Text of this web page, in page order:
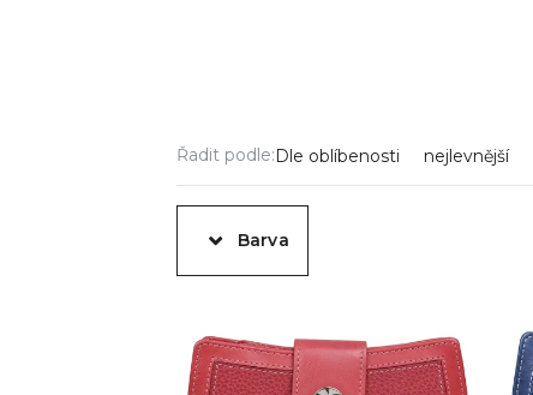
Řadit podle:Dle oblíbenosti nejlevnější
Barva